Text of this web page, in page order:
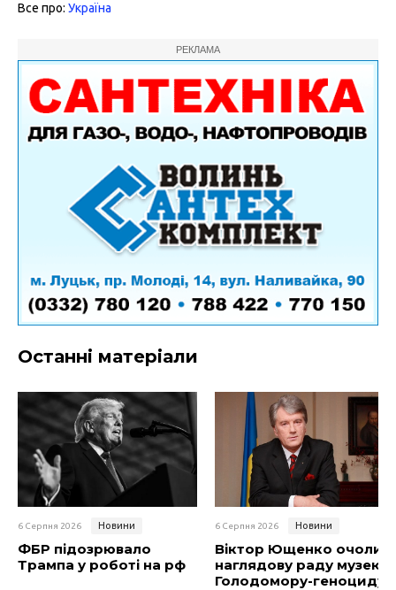
Все про: Україна
РЕКЛАМА
Останні матеріали
6 Серпня 2026 Новини
ФБР підозрювало
Трампа у роботі на рф
6 Серпня 2026 Новини
Віктор Ющенко очолив
наглядову раду музею
Голодомору-геноциду